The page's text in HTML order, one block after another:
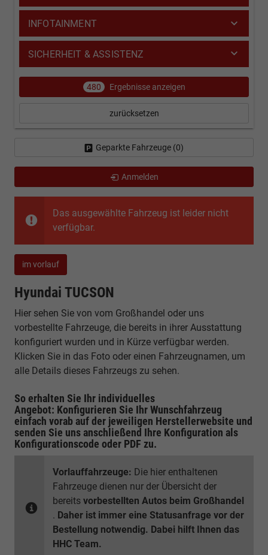
Das ausgewählte Fahrzeug ist leider nicht
verfügbar.
im vorlauf
Hyundai TUCSON
Hier sehen Sie von vom Großhandel oder uns
vorbestellte Fahrzeuge, die bereits in ihrer Ausstattung
konfiguriert wurden und in Kürze verfügbar werden.
Klicken Sie in das Foto oder einen Fahrzeugnamen, um
alle Details dieses Fahrzeugs zu sehen.
So erhalten Sie Ihr individuelles
Angebot: Konfigurieren Sie Ihr Wunschfahrzeug
einfach vorab auf der jeweiligen Herstellerwebsite und
senden Sie uns anschließend Ihre Konfiguration als
Konfigurationscode oder PDF zu.
Vorlauffahrzeuge: Die hier enthaltenen
Fahrzeuge dienen nur der Übersicht der
bereits vorbestellten Autos beim Großhandel
. Daher ist immer eine Statusanfrage vor der
Bestellung notwendig. Dabei hilft Ihnen das
HHC Team.
INFOTAINMENT
SICHERHEIT & ASSISTENZ
480 Ergebnisse anzeigen
zurücksetzen
Geparkte Fahrzeuge (0)
Anmelden